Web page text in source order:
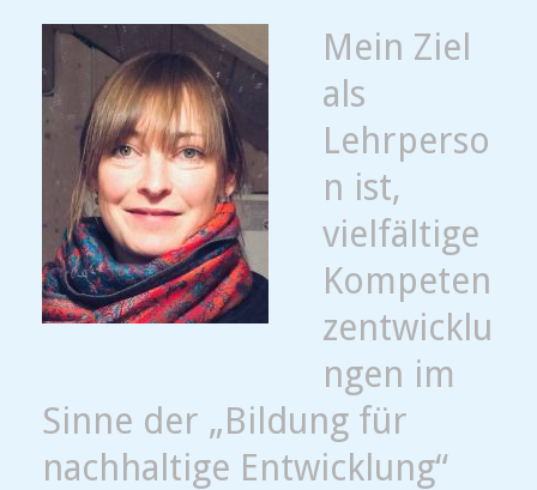
Mein Ziel
als
Lehrperso
n ist,
vielfältige
Kompeten
zentwicklu
ngen im
Sinne der „Bildung für
nachhaltige Entwicklung“